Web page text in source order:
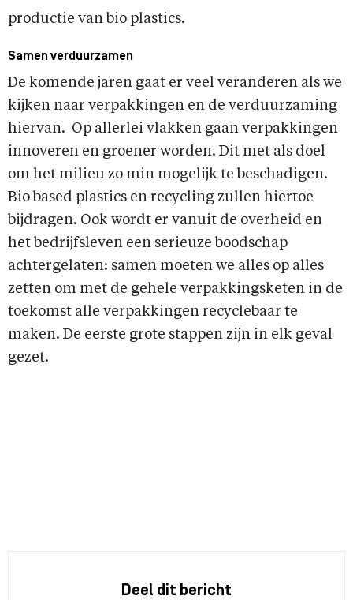
productie van bio plastics.
Samen verduurzamen
De komende jaren gaat er veel veranderen als we
kijken naar verpakkingen en de verduurzaming
hiervan. Op allerlei vlakken gaan verpakkingen
innoveren en groener worden. Dit met als doel
om het milieu zo min mogelijk te beschadigen.
Bio based plastics en recycling zullen hiertoe
bijdragen. Ook wordt er vanuit de overheid en
het bedrijfsleven een serieuze boodschap
achtergelaten: samen moeten we alles op alles
zetten om met de gehele verpakkingsketen in de
toekomst alle verpakkingen recyclebaar te
maken. De eerste grote stappen zijn in elk geval
gezet.
Deel dit bericht